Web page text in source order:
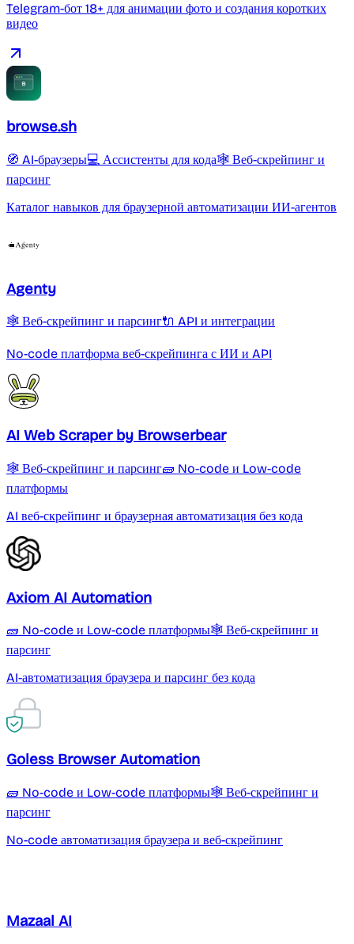
Telegram-бот 18+ для анимации фото и создания коротких
видео
browse.sh
🧭 AI-браузеры💻 Ассистенты для кода🕸️ Веб-скрейпинг и
парсинг
Каталог навыков для браузерной автоматизации ИИ-агентов
Agenty
🕸️ Веб-скрейпинг и парсинг🔌 API и интеграции
No-code платформа веб-скрейпинга с ИИ и API
AI Web Scraper by Browserbear
🕸️ Веб-скрейпинг и парсинг🧱 No-code и Low-code
платформы
AI веб-скрейпинг и браузерная автоматизация без кода
Axiom AI Automation
🧱 No-code и Low-code платформы🕸️ Веб-скрейпинг и
парсинг
AI-автоматизация браузера и парсинг без кода
Goless Browser Automation
🧱 No-code и Low-code платформы🕸️ Веб-скрейпинг и
парсинг
No-code автоматизация браузера и веб-скрейпинг
Mazaal AI